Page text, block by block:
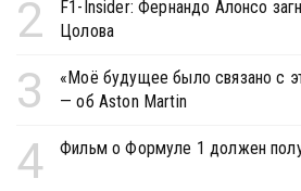
2
F1-Insider: Фернандо Алонсо
Цолова
3
«Моё будущее было связано с
— об Aston Martin
4 Фильм о Формуле 1 должен